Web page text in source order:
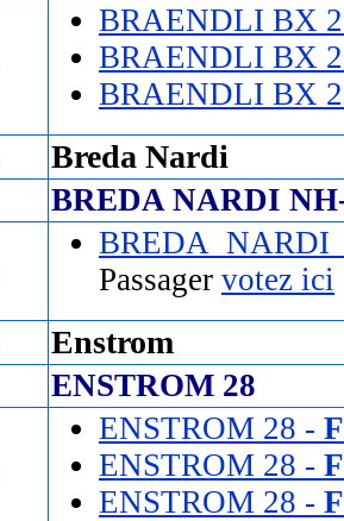
BRAENDLI BX
BRAENDLI BX
BRAENDLI BX
Breda Nardi
BREDA NARDI
BREDA
Passager votez ici
Enstrom
ENSTROM 28
ENSTROM 28 -
ENSTROM 28 -
ENSTROM 28 -